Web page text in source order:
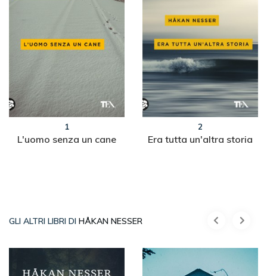
1
L'uomo senza un cane
2
Era tutta un'altra storia
GLI ALTRI LIBRI DI HÅKAN NESSER